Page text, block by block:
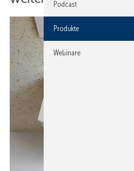
Podcast
Produkte
Webinare